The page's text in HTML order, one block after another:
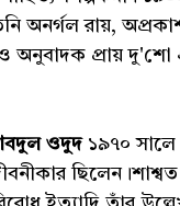
অনর্গল রায়,
অনুবাদক প্রায় দু'শো
ওদুদ ১৯৭০